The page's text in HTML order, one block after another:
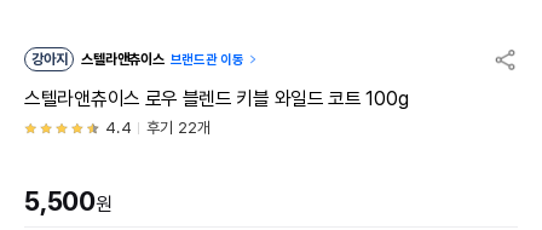
강아지 스텔라앤츄이스 브랜드관 이동
스텔라앤츄이스 로우 블렌드 키블 와일드 코트 100g
4.4 후기 22개
5,500원